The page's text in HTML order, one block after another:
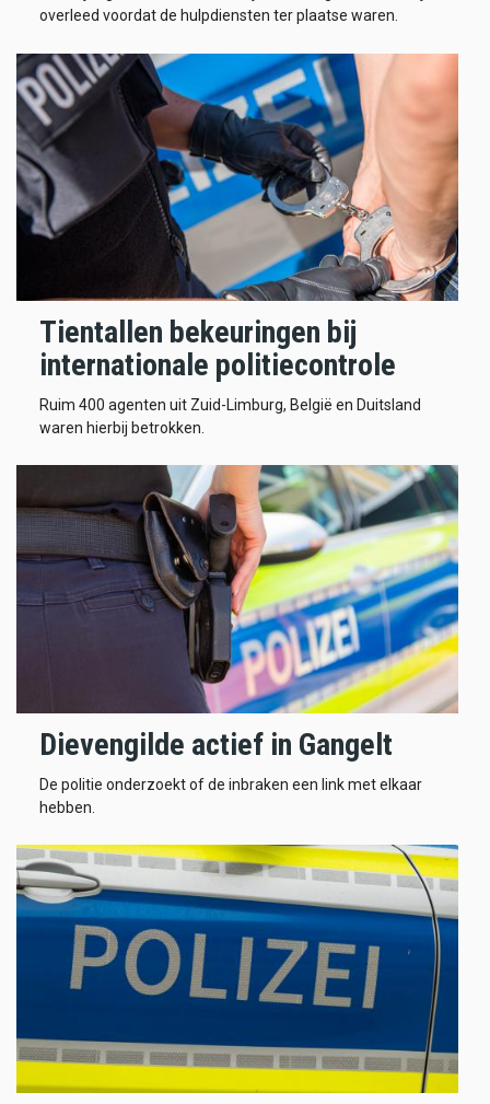
overleed voordat de hulpdiensten ter plaatse waren.
Tientallen bekeuringen bij
internationale politiecontrole
Ruim 400 agenten uit Zuid-Limburg, België en Duitsland
waren hierbij betrokken.
Dievengilde actief in Gangelt
De politie onderzoekt of de inbraken een link met elkaar
hebben.